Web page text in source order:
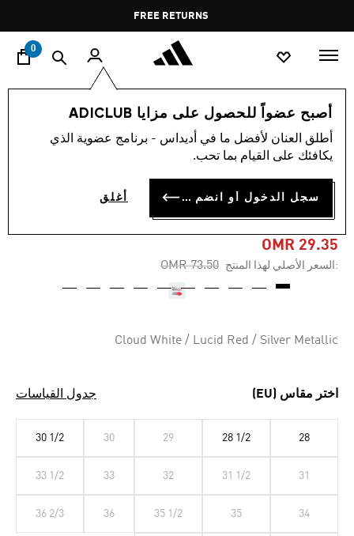
Pause
promotion
rotation
FREE RETURNS
0
أصبح عضواً للحصول على مزايا ADICLUB
أطلق العنان لأفضل ما في أديداس - برنامج عضوية الذي
يكافئك على القيام بما تحب.
سجل الدخول أو انضم الآن أغلق
الأطفال أحذية
-60%
حذاء ميسي النخبة F50
للأرضيات الصلبة للأطفال.
OMR 29.35
:السعر الأصلي لهذا المنتج Price reduced from
OMR 73.50
to
Cloud White / Lucid Red / Silver Metallic
اختر مقاس (EU) جدول القياسات
28
28 1/2
29
30
30 1/2
31
31 1/2
32
33
33 1/2
34
35
35 1/2
36
36 2/3